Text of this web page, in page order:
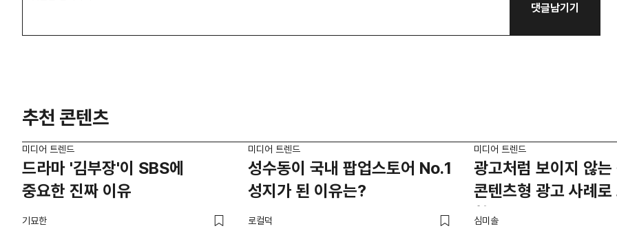
댓글남기기
추천 콘텐츠
미디어 트렌드
드라마 '김부장'이 SBS에
중요한 진짜 이유
기묘한
미디어 트렌드
성수동이 국내 팝업스토어 No.1
성지가 된 이유는?
로컬덕
미디어 트렌드
광고처럼 보이지 않
콘텐츠형 광고 사례로
활용법
심미솔